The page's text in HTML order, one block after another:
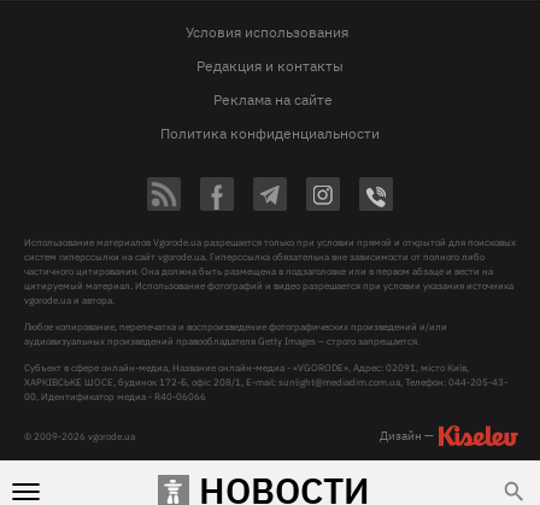
НОВОСТИ
Условия использования
Редакция и контакты
Реклама на сайте
Политика конфиденциальности
© 2009-2026 vgorode.ua
Использование материалов Vgorode.ua разрешается только при условии прямой и открытой для поисковых
систем гиперссылки на сайт vgorode.ua. Гиперссылка обязательна вне зависимости от полного либо
частичного цитирования. Она должна быть размещена в подзаголовке или в первом абзаце и вести на
цитируемый материал. Использование фотографий и видео разрешается при условии указания источника
vgorode.ua и автора.
Любое копирование, перепечатка и воспроизведение фотографических произведений и/или
аудиовизуальных произведений правообладателя Getty Images – строго запрещается.
Субъект в сфере онлайн-медиа, Название онлайн-медиа - «VGORODE», Адрес: 02091, місто Київ,
ХАРКІВСЬКЕ ШОСЕ, будинок 172-Б, офіс 208/1, E-mail:sunlight@mediadim.com.ua , Телефон: 044-205-43-
00, Идентификатор медиа - R40-06066
Дизайн —